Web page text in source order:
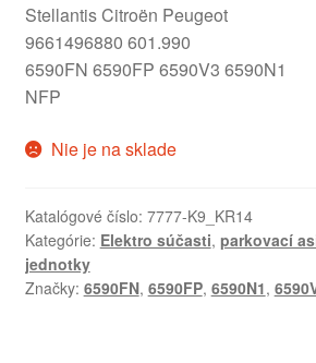
Stellantis Citroën Peugeot
9661496880 601.990
6590FN 6590FP 6590V3 6590N1
NFP
Nie je na sklade
Katalógové číslo: 7777-K9_KR14
Kategórie: Elektro súčasti, parkovací
jednotky
Značky: 6590FN, 6590FP, 6590N1,